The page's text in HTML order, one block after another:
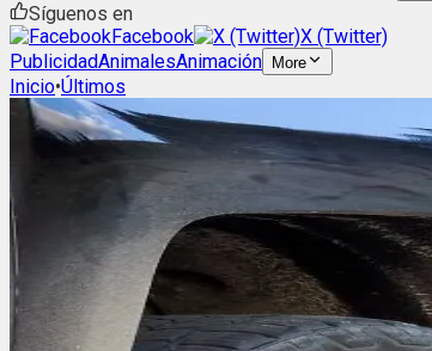
Síguenos en
Facebook
X (Twitter)
PublicidadAnimalesAnimación More
Inicio•Últimos